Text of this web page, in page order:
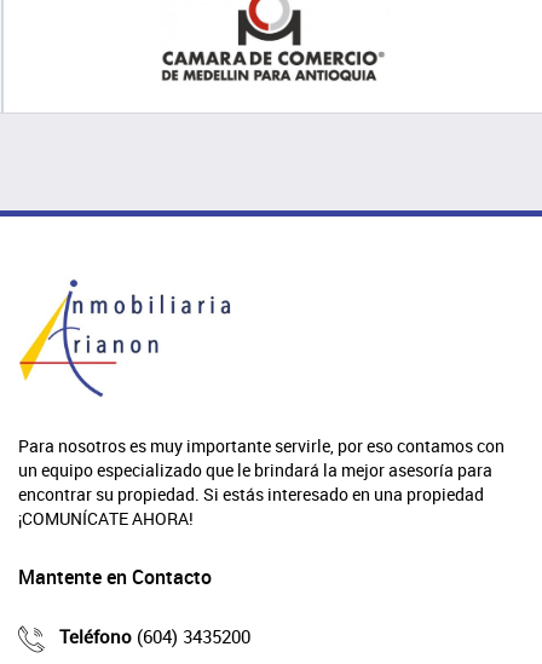
Para nosotros es muy importante servirle, por eso contamos con
un equipo especializado que le brindará la mejor asesoría para
encontrar su propiedad. Si estás interesado en una propiedad
¡COMUNÍCATE AHORA!
Mantente en Contacto
Teléfono (604) 3435200